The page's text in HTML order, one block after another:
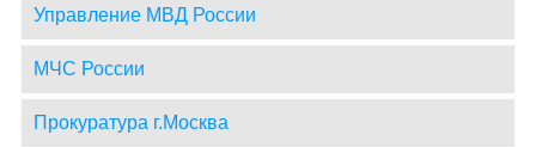
Управление МВД России
МЧС России
Прокуратура г.Москва